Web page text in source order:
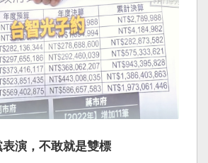
演，不敢就是雙標